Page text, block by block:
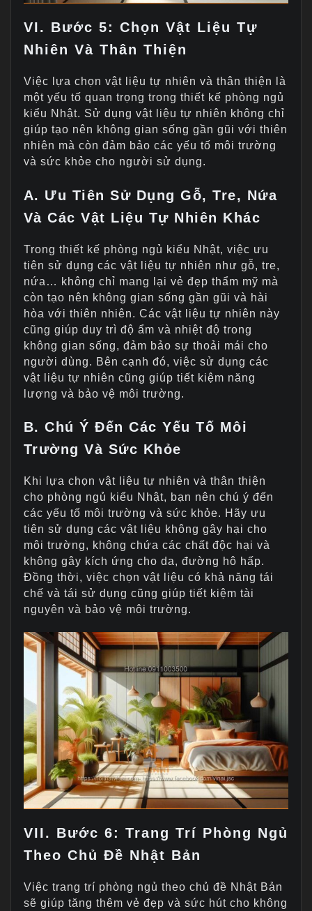
VI. Bước 5: Chọn Vật Liệu Tự
Nhiên Và Thân Thiện
Việc lựa chọn vật liệu tự nhiên và thân thiện là
một yếu tố quan trọng trong thiết kế phòng ngủ
kiểu Nhật. Sử dụng vật liệu tự nhiên không chỉ
giúp tạo nên không gian sống gần gũi với thiên
nhiên mà còn đảm bảo các yếu tố môi trường
và sức khỏe cho người sử dụng.
A. Ưu Tiên Sử Dụng Gỗ, Tre, Nứa
Và Các Vật Liệu Tự Nhiên Khác
Trong thiết kế phòng ngủ kiểu Nhật, việc ưu
tiên sử dụng các vật liệu tự nhiên như gỗ, tre,
nứa… không chỉ mang lại vẻ đẹp thẩm mỹ mà
còn tạo nên không gian sống gần gũi và hài
hòa với thiên nhiên. Các vật liệu tự nhiên này
cũng giúp duy trì độ ẩm và nhiệt độ trong
không gian sống, đảm bảo sự thoải mái cho
người dùng. Bên cạnh đó, việc sử dụng các
vật liệu tự nhiên cũng giúp tiết kiệm năng
lượng và bảo vệ môi trường.
B. Chú Ý Đến Các Yếu Tố Môi
Trường Và Sức Khỏe
Khi lựa chọn vật liệu tự nhiên và thân thiện
cho phòng ngủ kiểu Nhật, bạn nên chú ý đến
các yếu tố môi trường và sức khỏe. Hãy ưu
tiên sử dụng các vật liệu không gây hại cho
môi trường, không chứa các chất độc hại và
không gây kích ứng cho da, đường hô hấp.
Đồng thời, việc chọn vật liệu có khả năng tái
chế và tái sử dụng cũng giúp tiết kiệm tài
nguyên và bảo vệ môi trường.
VII. Bước 6: Trang Trí Phòng Ngủ
Theo Chủ Đề Nhật Bản
Việc trang trí phòng ngủ theo chủ đề Nhật Bản
sẽ giúp tăng thêm vẻ đẹp và sức hút cho không